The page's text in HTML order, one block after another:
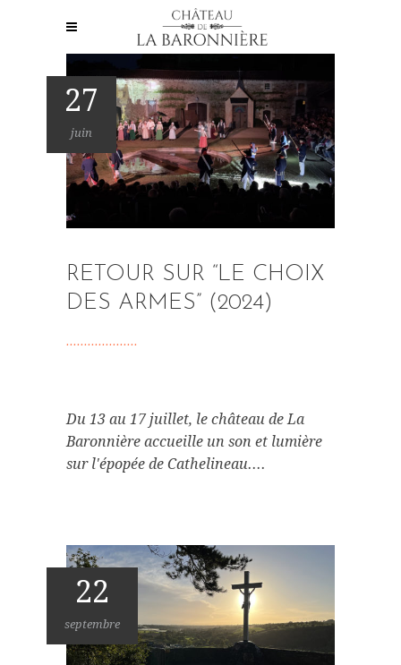
27
juin
RETOUR SUR “LE CHOIX
DES ARMES” (2024)
Du 13 au 17 juillet, le château de La
Baronnière accueille un son et lumière
sur l'épopée de Cathelineau....
22
septembre